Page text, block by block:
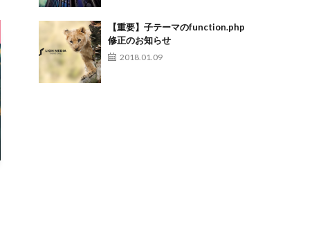
【重要】子テーマのfunction.php
修正のお知らせ
2018.01.09